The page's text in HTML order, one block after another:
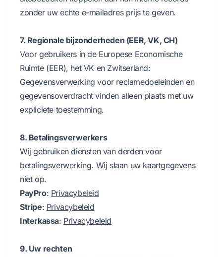
zonder uw echte e-mailadres prijs te geven.
7. Regionale bijzonderheden (EER, VK, CH)
Voor gebruikers in de Europese Economische
Ruimte (EER), het VK en Zwitserland:
Gegevensverwerking voor reclamedoeleinden en
gegevensoverdracht vinden alleen plaats met uw
expliciete toestemming.
8. Betalingsverwerkers
Wij gebruiken diensten van derden voor
betalingsverwerking. Wij slaan uw kaartgegevens
niet op.
PayPro: Privacybeleid
Stripe: Privacybeleid
Interkassa: Privacybeleid
9. Uw rechten